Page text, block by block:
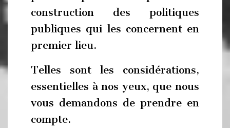
construction des politiques
publiques qui les concernent en
premier lieu.
Telles sont les considérations,
essentielles à nos yeux, que nous
vous demandons de prendre en
compte.